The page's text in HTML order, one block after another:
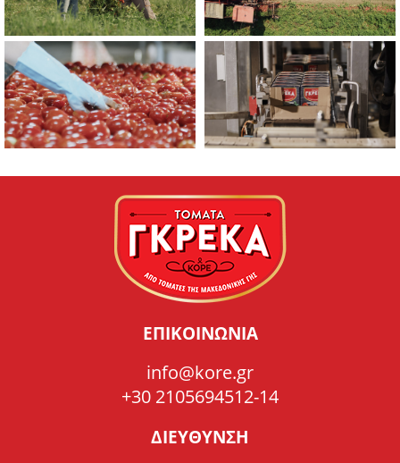
ΕΠΙΚΟΙΝΩΝΙΑ
info@kore.gr
+30 2105694512-14
ΔΙΕΥΘΥΝΣΗ